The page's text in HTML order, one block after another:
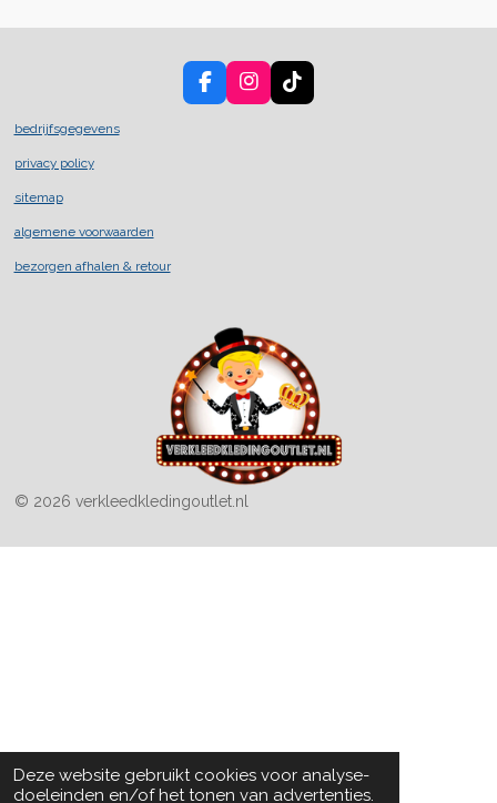
Deze website gebruikt cookies voor analyse-
doeleinden en/of het tonen van advertenties.
F
a
I
n
T
i
bedrijfsgegevens
privacy policy
sitemap
algemene voorwaarden
bezorgen afhalen & retour
© 2026 verkleedkledingoutlet.nl